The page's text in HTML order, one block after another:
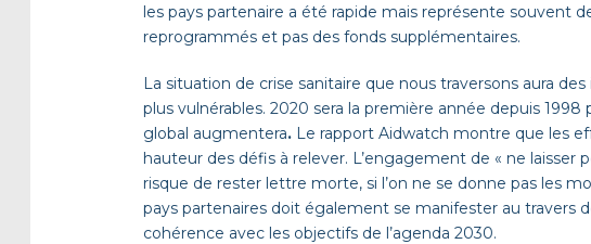
les pays partenaire a été rapide mais représente souvent
reprogrammés et pas des fonds supplémentaires.
La situation de crise sanitaire que nous traversons aura
plus vulnérables. 2020 sera la première année depuis
global augmentera. Le rapport Aidwatch montre que les
hauteur des défis à relever. L’engagement de « ne laisser
risque de rester lettre morte, si l’on ne se donne pas les
pays partenaires doit également se manifester au travers
cohérence avec les objectifs de l’agenda 2030.